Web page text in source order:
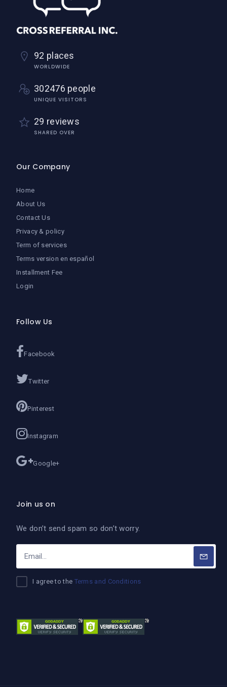
92 places
WORLDWIDE
302476 people
UNIQUE VISITORS
29 reviews
SHARED OVER
Our Company
Home
About Us
Contact Us
Privacy & policy
Term of services
Terms version en español
Installment Fee
Login
Follow Us
Facebook
Twitter
Pinterest
Instagram
Google+
Join us on
We don’t send spam so don’t worry.
I agree to the Terms and Conditions